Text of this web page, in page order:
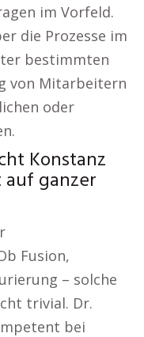
im Vorfeld.
die Prozesse im
bestimmten
von Mitarbeitern
oder
Konstanz
ganzer
Fusion,
– solche
trivial. Dr.
bei